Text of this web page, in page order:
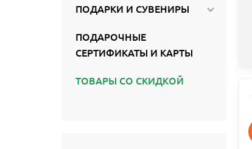
ПОДАРКИ И СУВЕНИРЫ
ПОДАРОЧНЫЕ
СЕРТИФИКАТЫ И КАРТЫ
ТОВАРЫ СО СКИДКОЙ